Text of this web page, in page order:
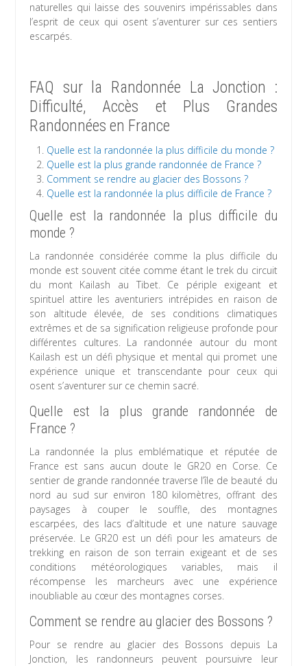
naturelles qui laisse des souvenirs impérissables dans
l’esprit de ceux qui osent s’aventurer sur ces sentiers
escarpés.
FAQ sur la Randonnée La Jonction :
Difficulté, Accès et Plus Grandes
Randonnées en France
Quelle est la randonnée la plus difficile du monde ?
Quelle est la plus grande randonnée de France ?
Comment se rendre au glacier des Bossons ?
Quelle est la randonnée la plus difficile de France ?
Quelle est la randonnée la plus difficile du
monde ?
La randonnée considérée comme la plus difficile du
monde est souvent citée comme étant le trek du circuit
du mont Kailash au Tibet. Ce périple exigeant et
spirituel attire les aventuriers intrépides en raison de
son altitude élevée, de ses conditions climatiques
extrêmes et de sa signification religieuse profonde pour
différentes cultures. La randonnée autour du mont
Kailash est un défi physique et mental qui promet une
expérience unique et transcendante pour ceux qui
osent s’aventurer sur ce chemin sacré.
Quelle est la plus grande randonnée de
France ?
La randonnée la plus emblématique et réputée de
France est sans aucun doute le GR20 en Corse. Ce
sentier de grande randonnée traverse l’île de beauté du
nord au sud sur environ 180 kilomètres, offrant des
paysages à couper le souffle, des montagnes
escarpées, des lacs d’altitude et une nature sauvage
préservée. Le GR20 est un défi pour les amateurs de
trekking en raison de son terrain exigeant et de ses
conditions météorologiques variables, mais il
récompense les marcheurs avec une expérience
inoubliable au cœur des montagnes corses.
Comment se rendre au glacier des Bossons ?
Pour se rendre au glacier des Bossons depuis La
Jonction, les randonneurs peuvent poursuivre leur